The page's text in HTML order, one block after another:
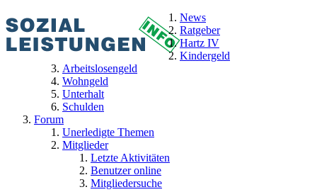
News
Ratgeber
Hartz IV
Kindergeld
Arbeitslosengeld
Wohngeld
Unterhalt
Schulden
Forum
Unerledigte Themen
Mitglieder
Letzte Aktivitäten
Benutzer online
Mitgliedersuche